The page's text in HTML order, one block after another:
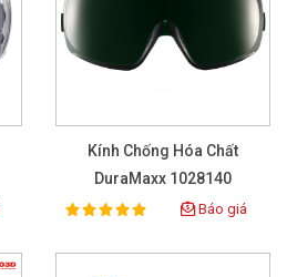
Kính Chống Hóa Chất
DuraMaxx 1028140
Rating:
100% Báo giá